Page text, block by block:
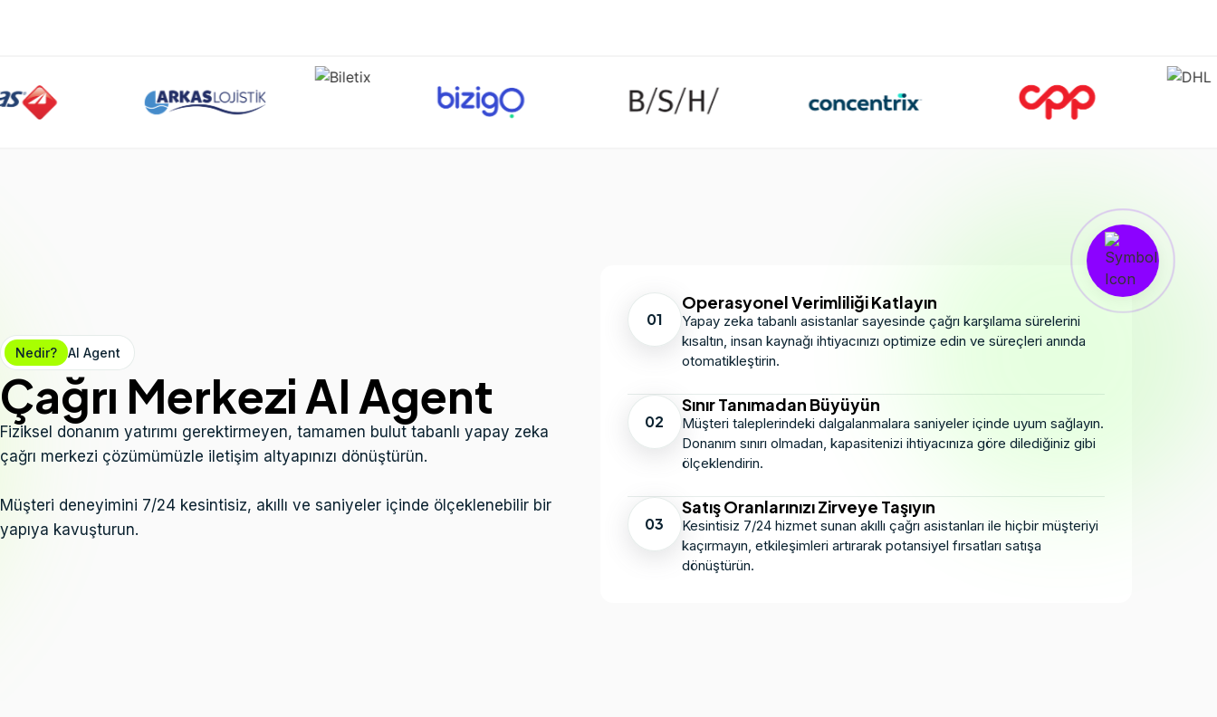
Nedir? AI Agent
Çağrı Merkezi AI Agent
Fiziksel donanım yatırımı gerektirmeyen, tamamen bulut tabanlı yapay zeka
çağrı merkezi çözümümüzle iletişim altyapınızı dönüştürün.
Müşteri deneyimini 7/24 kesintisiz, akıllı ve saniyeler içinde ölçeklenebilir bir
yapıya kavuşturun.
01
Operasyonel Verimliliği Katlayın
Yapay zeka tabanlı asistanlar sayesinde çağrı karşılama sürelerini
kısaltın, insan kaynağı ihtiyacınızı optimize edin ve süreçleri anında
otomatikleştirin.
02
Sınır Tanımadan Büyüyün
Müşteri taleplerindeki dalgalanmalara saniyeler içinde uyum sağlayın.
Donanım sınırı olmadan, kapasitenizi ihtiyacınıza göre dilediğiniz gibi
ölçeklendirin.
03
Satış Oranlarınızı Zirveye Taşıyın
Kesintisiz 7/24 hizmet sunan akıllı çağrı asistanları ile hiçbir müşteriyi
kaçırmayın, etkileşimleri artırarak potansiyel fırsatları satışa
dönüştürün.